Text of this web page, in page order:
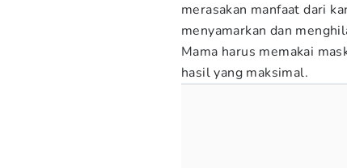
merasakan manfaat dari
menyamarkan dan
Mama harus memakai
hasil yang maksimal.